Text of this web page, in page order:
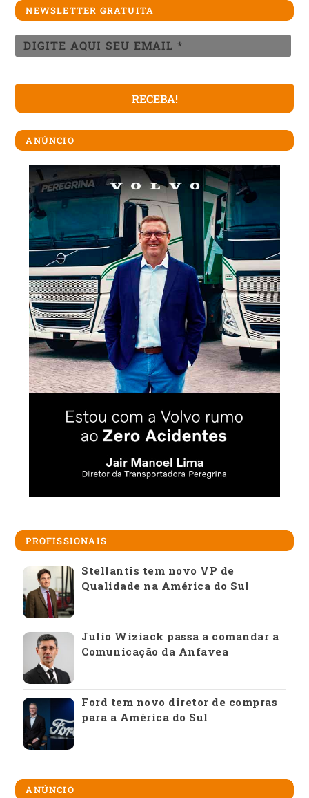
NEWSLETTER GRATUITA
ANÚNCIO
PROFISSIONAIS
Stellantis tem novo VP de
Qualidade na América do Sul
Julio Wiziack passa a comandar a
Comunicação da Anfavea
Ford tem novo diretor de compras
para a América do Sul
ANÚNCIO